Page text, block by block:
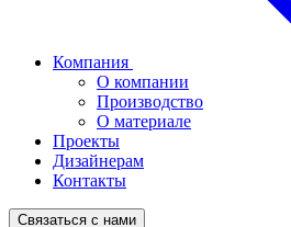
Компания
О компании
Производство
О материале
Проекты
Дизайнерам
Контакты
Связаться с нами